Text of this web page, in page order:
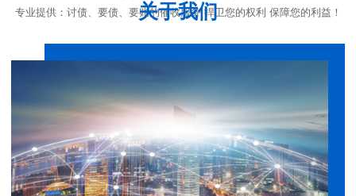
关于我们
专业提供：讨债、要债、要账的催收服务 捍卫您的权利 保障您的利益！